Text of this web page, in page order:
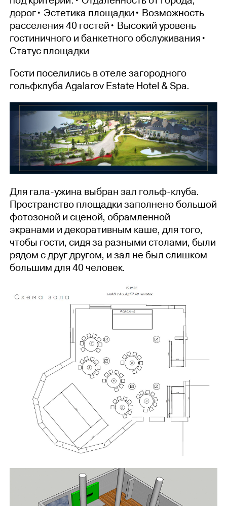
дорог• Эстетика площадки• Возможность
расселения 40 гостей• Высокий уровень
гостиничного и банкетного обслуживания•
Статус площадки
Гости поселились в отеле загородного
гольфклуба Agalarov Estate Hotel & Spa.
Для гала-ужина выбран зал гольф-клуба.
Пространство площадки заполнено большой
фотозоной и сценой, обрамленной
экранами и декоративным каше, для того,
чтобы гости, сидя за разными столами, были
рядом с друг другом, и зал не был слишком
большим для 40 человек.